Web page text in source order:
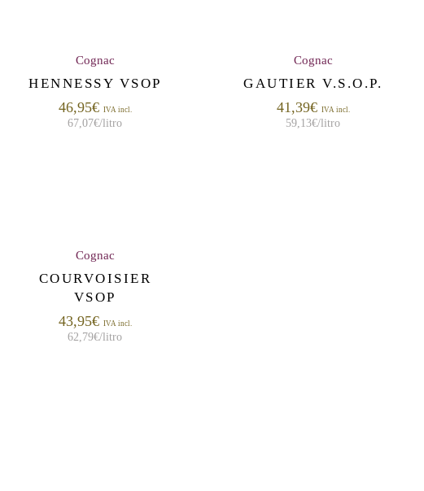
Cognac
HENNESSY VSOP
46,95€ IVA incl.
67,07€/litro
Cognac
GAUTIER V.S.O.P.
41,39€ IVA incl.
59,13€/litro
Cognac
COURVOISIER
VSOP
43,95€ IVA incl.
62,79€/litro